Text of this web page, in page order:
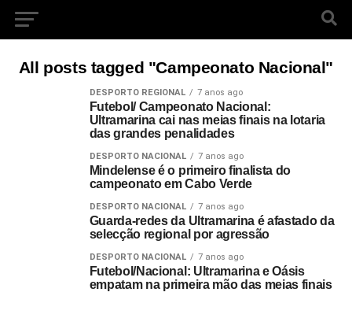
All posts tagged "Campeonato Nacional"
DESPORTO REGIONAL 7 anos ago
Futebol/ Campeonato Nacional:
Ultramarina cai nas meias finais na lotaria
das grandes penalidades
DESPORTO NACIONAL 7 anos ago
Mindelense é o primeiro finalista do
campeonato em Cabo Verde
DESPORTO NACIONAL 7 anos ago
Guarda-redes da Ultramarina é afastado da
selecção regional por agressão
DESPORTO NACIONAL 7 anos ago
Futebol/Nacional: Ultramarina e Oásis
empatam na primeira mão das meias finais